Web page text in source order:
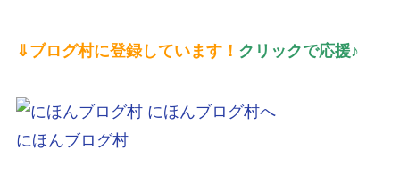
⇓ブログ村に登録しています！ クリックで応援♪
にほんブログ村